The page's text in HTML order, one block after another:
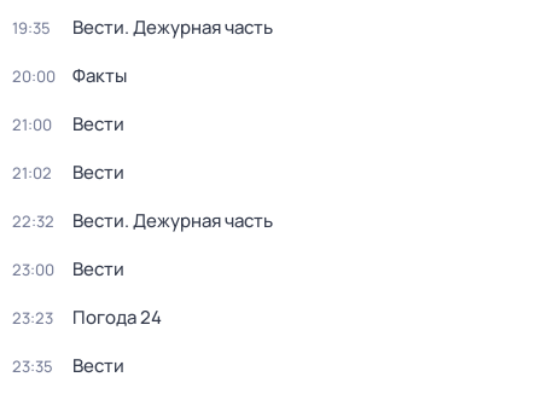
19:35 Вести. Дежурная часть
20:00 Факты
21:00 Вести
21:02 Вести
22:32 Вести. Дежурная часть
23:00 Вести
23:23 Погода 24
23:35 Вести